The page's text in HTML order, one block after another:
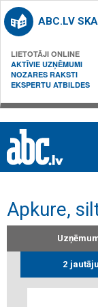
ABC.LV
LIETOTĀJI ONLINE
AKTĪVIE UZŅĒMUMI
NOZARES RAKSTI
EKSPERTU ATBILDES
Apkure,
2